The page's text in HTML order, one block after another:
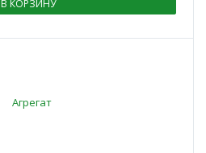
В КОРЗИНУ